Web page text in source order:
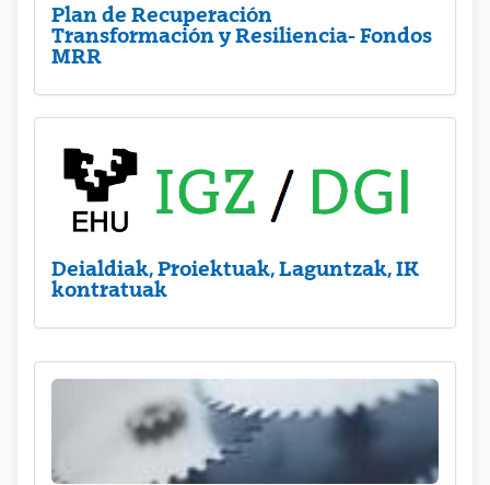
Plan de Recuperación
Transformación y Resiliencia- Fondos
MRR
Deialdiak, Proiektuak, Laguntzak, IK
kontratuak